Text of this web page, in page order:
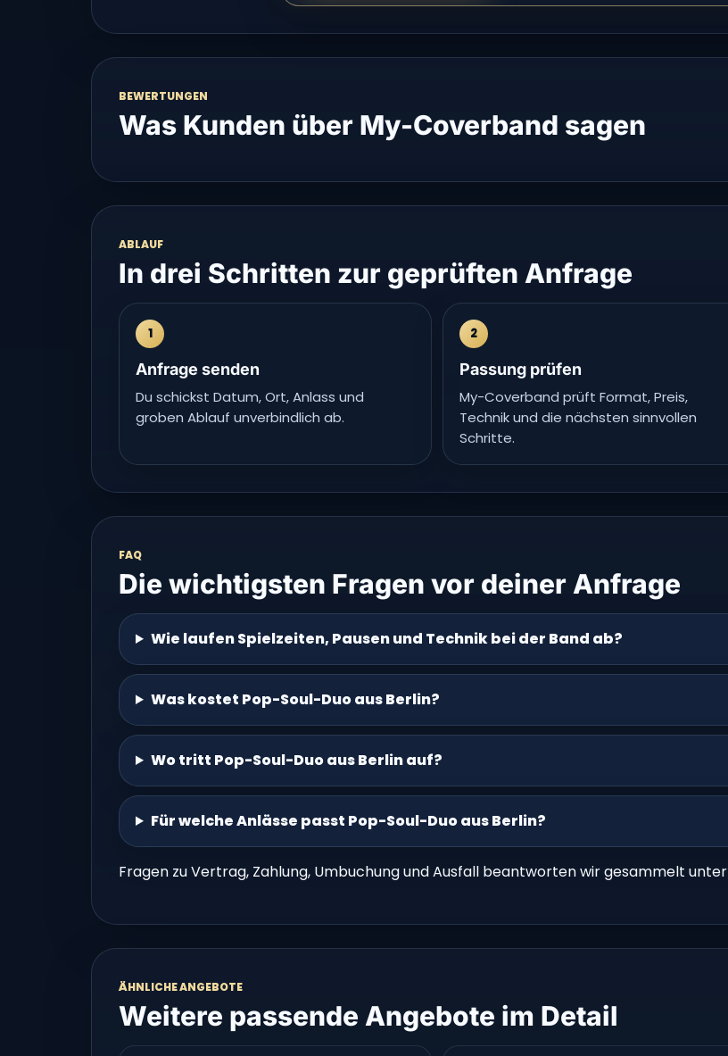
BEWERTUNGEN
Was Kunden über My-Coverband sagen
ABLAUF
In drei Schritten zur geprüften Anfrage
1
Anfrage senden
Du schickst Datum, Ort, Anlass und
groben Ablauf unverbindlich ab.
2
Passung prüfen
My-Coverband prüft Format, Preis,
Technik und die nächsten sinnvollen
Schritte.
FAQ
Die wichtigsten Fragen vor deiner Anfrage
Wie laufen Spielzeiten, Pausen und Technik bei der Band ab?
Was kostet Pop-Soul-Duo aus Berlin?
Wo tritt Pop-Soul-Duo aus Berlin auf?
Für welche Anlässe passt Pop-Soul-Duo aus Berlin?
Fragen zu Vertrag, Zahlung, Umbuchung und Ausfall beantworten wir gesammelt unter
ÄHNLICHE ANGEBOTE
Weitere passende Angebote im Detail